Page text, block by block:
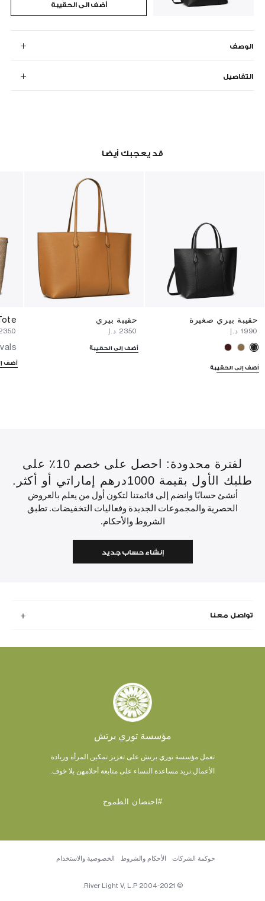
أضف الى الحقيبة
الوصف
التفاصيل
قد يعجبك أيضا
حقيبة بيري صغيرة
أضف إلى الحقيبة
حقيبة بيري
أضف إلى الحقيبة
أضف
لفترة محدودة: احصل على خصم 10٪ على
طلبك الأول بقيمة 1000درهم إماراتي أو أكثر.
أنشئ حسابًا وانضم إلى قائمتنا لتكون أول من يعلم بالعروض
الحصرية والمجموعات الجديدة وفعاليات التخفيضات. تطبق
الشروط والأحكام.
إنشاء حساب جديد
تواصل معنا
مؤسسة توري برتش
تعمل مؤسسة توري برتش على تعزيز تمكين المرأة وريادة
الأعمال. نريد مساعدة النساء على متابعة أحلامهن بلا خوف.
#احتضان الطموح
© 2004-2021 River Light V, L.P.
حوكمة الشركات الأحكام والشروط الخصوصية والاستخدام